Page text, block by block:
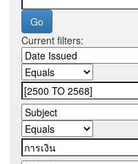
Current filters: